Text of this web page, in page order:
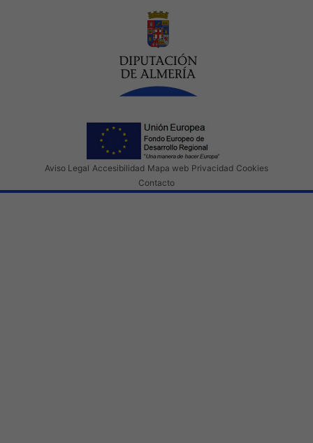
Aviso Legal Accesibilidad Mapa web Privacidad Cookies
Contacto